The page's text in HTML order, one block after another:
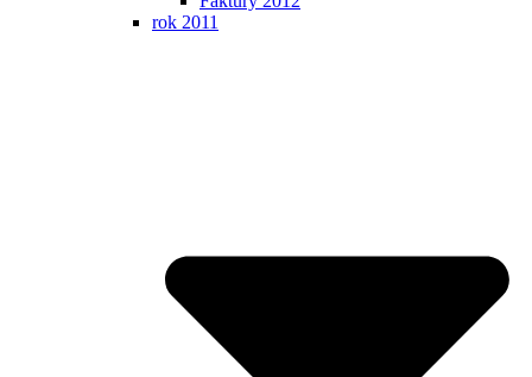
rok 2011